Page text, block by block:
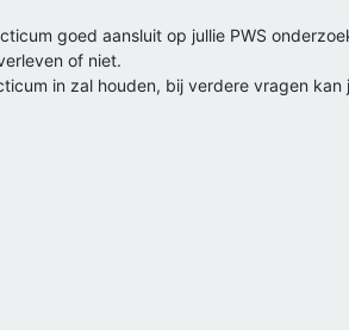
goed aansluit op jullie PWS
of niet.
in zal houden, bij verdere vragen kan